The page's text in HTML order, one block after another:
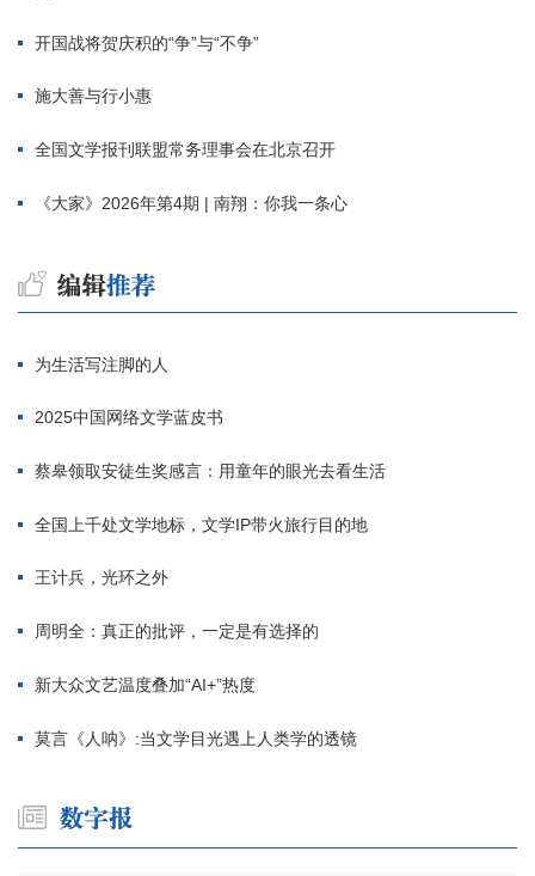
开国战将贺庆积的“争”与“不争”
施大善与行小惠
全国文学报刊联盟常务理事会在北京召开
《大家》2026年第4期 | 南翔：你我一条心
为生活写注脚的人
2025中国网络文学蓝皮书
蔡皋领取安徒生奖感言：用童年的眼光去看生活
全国上千处文学地标，文学IP带火旅行目的地
王计兵，光环之外
周明全：真正的批评，一定是有选择的
新大众文艺温度叠加“AI+”热度
莫言《人呐》:当文学目光遇上人类学的透镜